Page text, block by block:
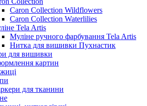
Caron Collection Wildflowers
Caron Collection Waterlilies
Tela Artis
Муліне ручного фарбування Tela Artis
Нитка для вишивки Пухнастик
для вишивки
картин
для тканини